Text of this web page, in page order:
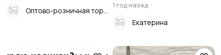
1 год назад
Екатерина